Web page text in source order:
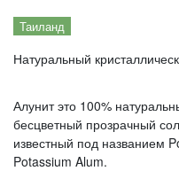
Таиланд
Натуральный
Алунит это 100%
бесцветный прозрачный
известный под названием
Potassium Alum.